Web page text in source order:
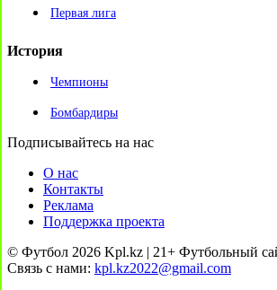
Первая лига
История
Чемпионы
Бомбардиры
Подписывайтесь на нас
О нас
Контакты
Реклама
Поддержка проекта
© Футбол 2026 Kpl.kz | 21+ Футбольный
Связь с нами: kpl.kz2022@gmail.com